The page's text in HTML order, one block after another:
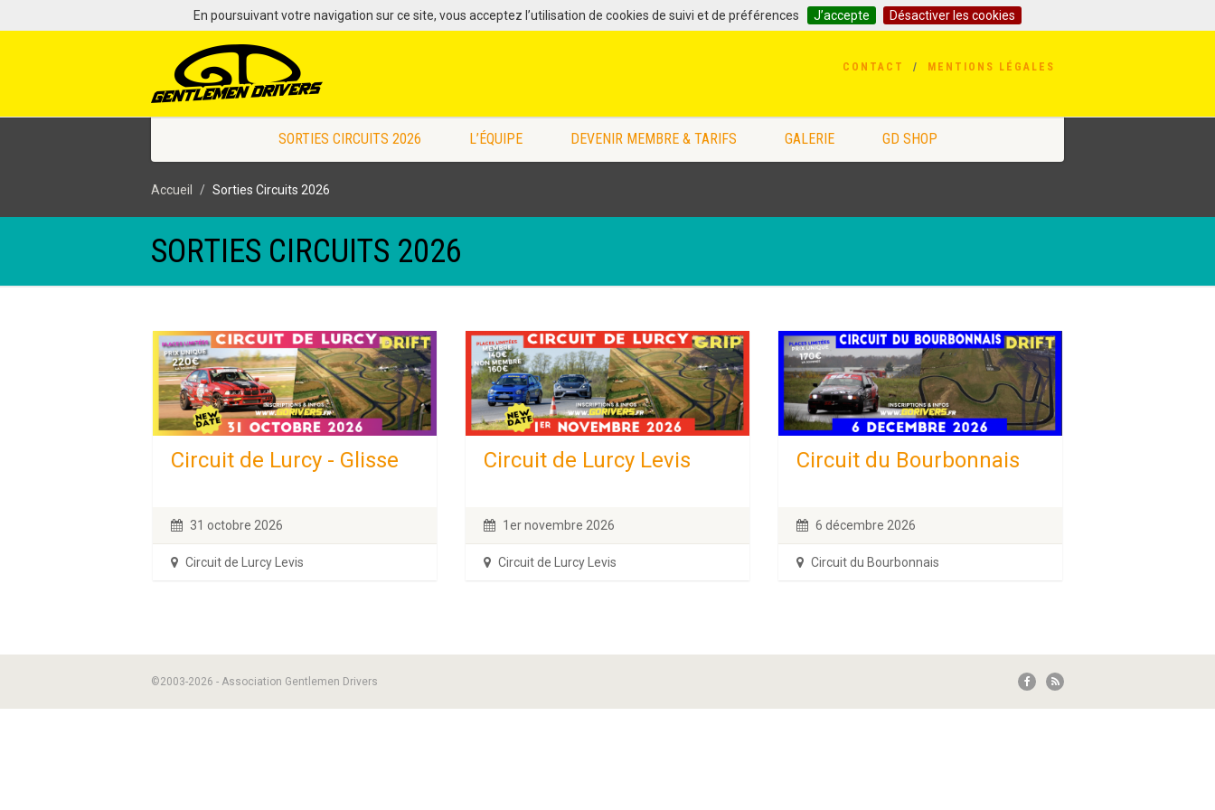
En poursuivant votre navigation sur ce site, vous acceptez l’utilisation de cookies de suivi et de préférences J’accepte Désactiver les cookies
CONTACT MENTIONS LÉGALES
SORTIES CIRCUITS 2026 L’ÉQUIPE DEVENIR MEMBRE & TARIFS GALERIE GD SHOP
Accueil Sorties Circuits 2026
SORTIES CIRCUITS 2026
Circuit de Lurcy - Glisse
31 octobre 2026
Circuit de Lurcy Levis
Circuit de Lurcy Levis
1er novembre 2026
Circuit de Lurcy Levis
Circuit du Bourbonnais
6 décembre 2026
Circuit du Bourbonnais
©2003-2026 - Association Gentlemen Drivers